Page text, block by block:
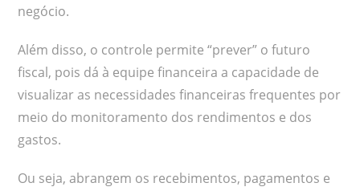
negócio.
Além disso, o controle permite “prever” o futuro
fiscal, pois dá à equipe financeira a capacidade de
visualizar as necessidades financeiras frequentes por
meio do monitoramento dos rendimentos e dos
gastos.
Ou seja, abrangem os recebimentos, pagamentos e